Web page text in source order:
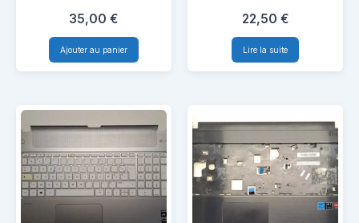
Poignée
avec
clavier
HP
TPN-
Q155
35,00 €
Ajouter au panier
Poignée
pour
Lenovo
22,50 €
Lire la suite